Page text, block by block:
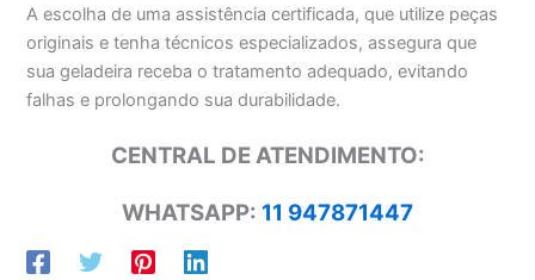
A escolha de uma assistência certificada, que utilize peças
originais e tenha técnicos especializados, assegura que
sua geladeira receba o tratamento adequado, evitando
falhas e prolongando sua durabilidade.
CENTRAL DE ATENDIMENTO:
WHATSAPP: 11 947871447